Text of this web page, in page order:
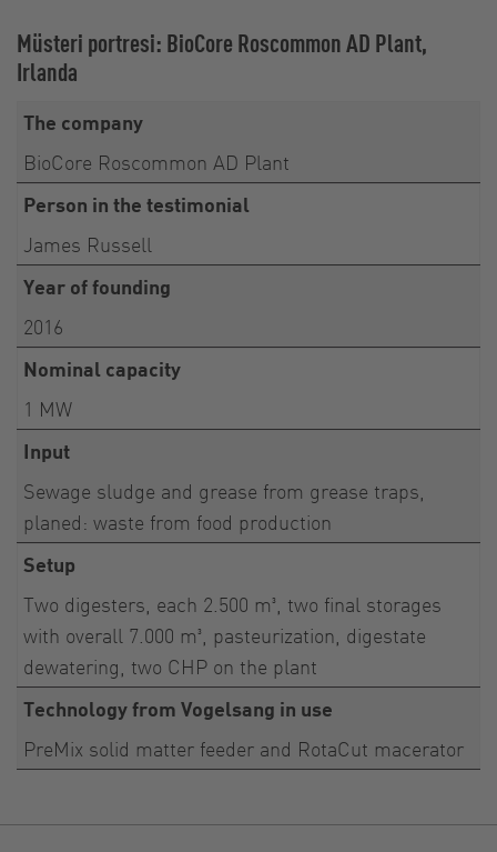
Müsteri portresi: BioCore Roscommon AD Plant,
Irlanda
The company
BioCore Roscommon AD Plant
Person in the testimonial
James Russell
Year of founding
2016
Nominal capacity
1 MW
Input
Sewage sludge and grease from grease traps,
planed: waste from food production
Setup
Two digesters, each 2.500 m³, two final storages
with overall 7.000 m³, pasteurization, digestate
dewatering, two CHP on the plant
Technology from Vogelsang in use
PreMix solid matter feeder and RotaCut macerator